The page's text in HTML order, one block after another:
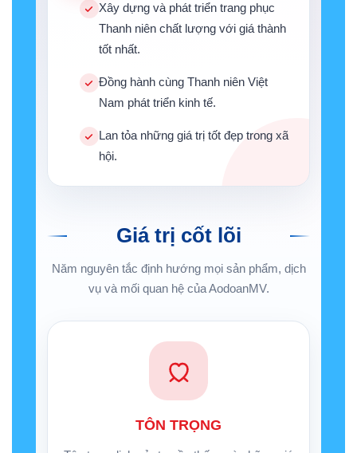
Xây dựng và phát triển trang phục
Thanh niên chất lượng với giá thành
tốt nhất.
Đồng hành cùng Thanh niên Việt
Nam phát triển kinh tế.
Lan tỏa những giá trị tốt đẹp trong xã
hội.
Giá trị cốt lõi
Năm nguyên tắc định hướng mọi sản phẩm, dịch
vụ và mối quan hệ của AodoanMV.
TÔN TRỌNG